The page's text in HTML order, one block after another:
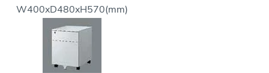
W400xD480xH570(mm)